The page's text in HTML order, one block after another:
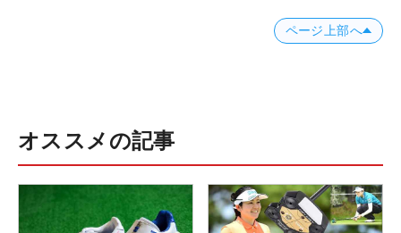
ページ上部へ
オススメの記事